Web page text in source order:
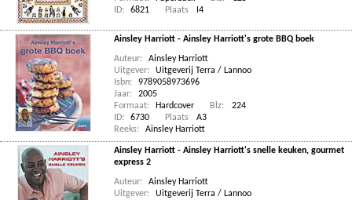
ID:
6821 Plaats I4
Ainsley Harriott - Ainsley Harriott's grote BBQ boek
Auteur:
Ainsley Harriott
Uitgever:
Uitgeverij Terra / Lannoo
Isbn:
9789058973696
Jaar:
2005
Formaat:
Hardcover Blz:
224
ID:
6730 Plaats
A3
Reeks:
Ainsley Harriott
Ainsley Harriott - Ainsley Harriott's snelle keuken, gourmet
express 2
Auteur:
Ainsley Harriott
Uitgever:
Uitgeverij Terra / Lannoo